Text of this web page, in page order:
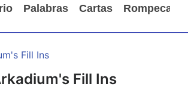
Palabras Cartas
Fill Ins
Fill Ins